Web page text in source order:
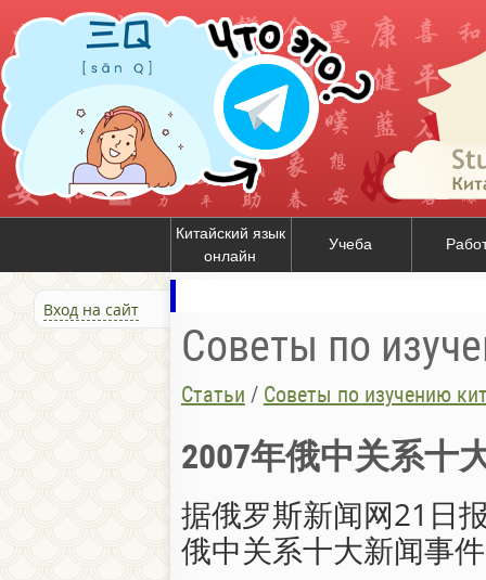
Китайский язык
онлайн
Учеба
Вход на сайт
Советы по
Статьи / Советы по изучению
2007年俄中关系十
据俄罗斯新闻网21日
俄中关系十大新闻事